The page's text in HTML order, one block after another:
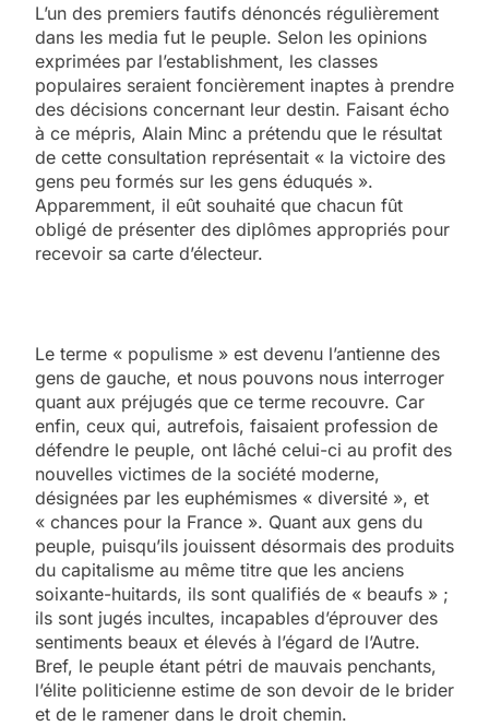
L’un des premiers fautifs dénoncés régulièrement
dans les media fut le peuple. Selon les opinions
exprimées par l’establishment, les classes
populaires seraient foncièrement inaptes à prendre
des décisions concernant leur destin. Faisant écho
à ce mépris, Alain Minc a prétendu que le résultat
de cette consultation représentait « la victoire des
gens peu formés sur les gens éduqués ».
Apparemment, il eût souhaité que chacun fût
obligé de présenter des diplômes appropriés pour
recevoir sa carte d’électeur.
Le terme « populisme » est devenu l’antienne des
gens de gauche, et nous pouvons nous interroger
quant aux préjugés que ce terme recouvre. Car
enfin, ceux qui, autrefois, faisaient profession de
défendre le peuple, ont lâché celui-ci au profit des
nouvelles victimes de la société moderne,
désignées par les euphémismes « diversité », et
« chances pour la France ». Quant aux gens du
peuple, puisqu’ils jouissent désormais des produits
du capitalisme au même titre que les anciens
soixante-huitards, ils sont qualifiés de « beaufs » ;
ils sont jugés incultes, incapables d’éprouver des
sentiments beaux et élevés à l’égard de l’Autre.
Bref, le peuple étant pétri de mauvais penchants,
l’élite politicienne estime de son devoir de le brider
et de le ramener dans le droit chemin.